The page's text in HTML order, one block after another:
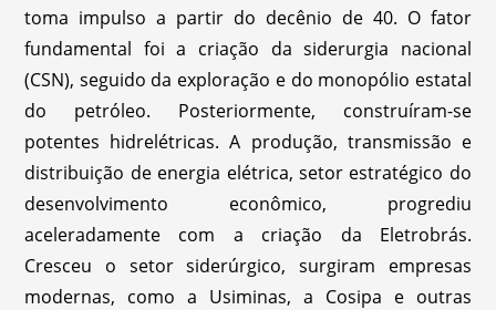
toma impulso a partir do decênio de 40. O fator
fundamental foi a criação da siderurgia nacional
(CSN), seguido da exploração e do monopólio estatal
do petróleo. Posteriormente, construíram-se
potentes hidrelétricas. A produção, transmissão e
distribuição de energia elétrica, setor estratégico do
desenvolvimento econômico, progrediu
aceleradamente com a criação da Eletrobrás.
Cresceu o setor siderúrgico, surgiram empresas
modernas, como a Usiminas, a Cosipa e outras